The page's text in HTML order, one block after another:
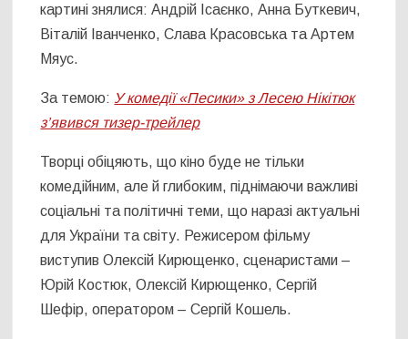
картині знялися: Андрій Ісаєнко, Анна Буткевич,
Віталій Іванченко, Слава Красовська та Артем
Мяус.
За темою: У комедії «Песики» з Лесею Нікітюк
з’явився тизер-трейлер
Творці обіцяють, що кіно буде не тільки
комедійним, але й глибоким, піднімаючи важливі
соціальні та політичні теми, що наразі актуальні
для України та світу. Режисером фільму
виступив Олексій Кирющенко, сценаристами –
Юрій Костюк, Олексій Кирющенко, Сергій
Шефір, оператором – Сергій Кошель.